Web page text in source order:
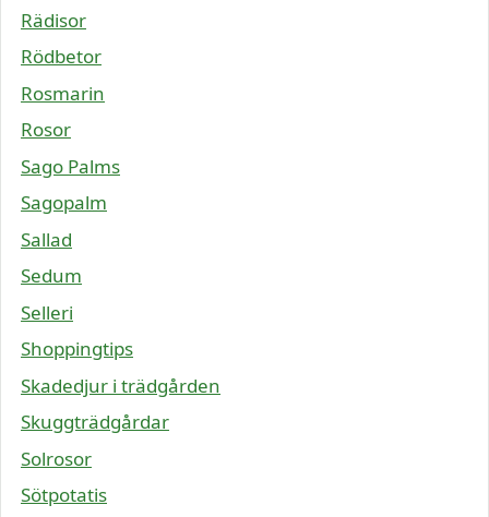
Rädisor
Rödbetor
Rosmarin
Rosor
Sago Palms
Sagopalm
Sallad
Sedum
Selleri
Shoppingtips
Skadedjur i trädgården
Skuggträdgårdar
Solrosor
Sötpotatis